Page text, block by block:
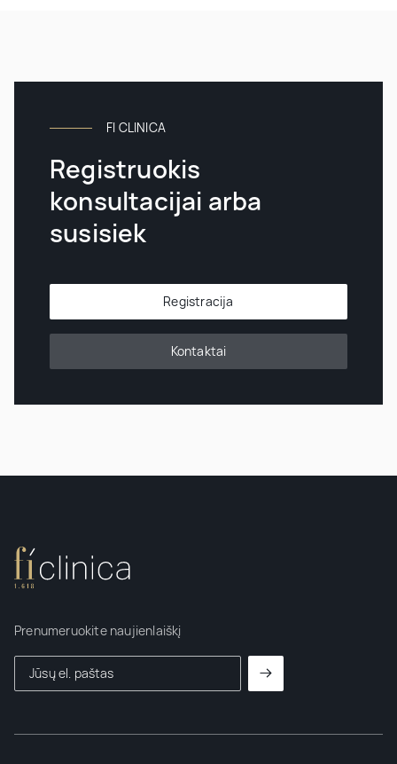
FI CLINICA
Registruokis
konsultacijai arba
susisiek
Registracija
Kontaktai
Prenumeruokite naujienlaiškį